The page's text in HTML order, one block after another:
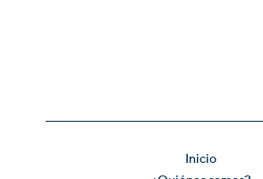
Inicio